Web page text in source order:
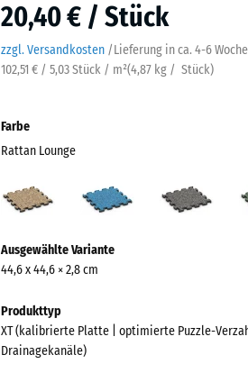
20,40 € / Stück
zzgl. Versandkosten /Lieferung in ca. 4-6
102,51 € / 5,03 Stück / m²(4,87 kg / Stück)
Farbe
Rattan Lounge
Lounge
Granit
Informationen
zu
Farben?
Farbpalette
Ausgewählte Variante
44,6 x 44,6 × 2,8 cm
Produkttyp
XT (kalibrierte Platte | optimierte Puzzle-
Drainagekanäle)